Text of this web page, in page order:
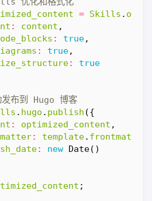
= Skills .
: content ,
: true,
: true,
:
true
. hugo . publish ({
: optimized_content ,
: template. frontmatter
: new Date()
;